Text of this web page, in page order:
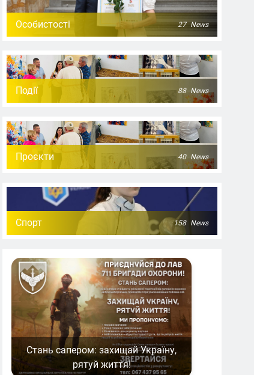
Особистості 27 News
Події 88 News
Проєкти 40 News
Спорт 158 News
Стань сапером: захищай Україну,
рятуй життя!